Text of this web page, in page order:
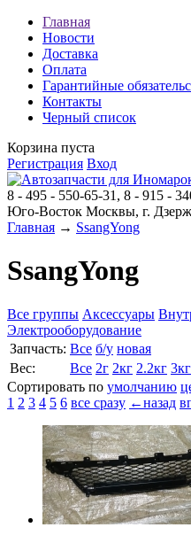
Главная
Новости
Доставка
Оплата
Гарантийные
Контакты
Черный список
Корзина пуста
Регистрация Вход
8 - 495 - 550-65-31, 8 - 915 -
Юго-Восток Москвы, г.
Главная → SsangYong
SsangYong
Все группы Аксессуары
Электрооборудование
Запчасть: Все б/у новая
Вес:
Все 2г 2кг 2.2кг 3кг
Сортировать по умолчанию
1 2 3 4 5 6 все сразу ←назад